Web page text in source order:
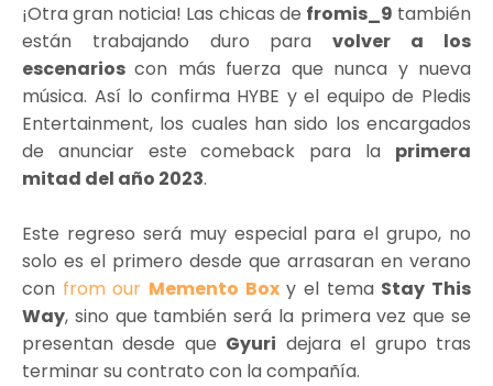
¡Otra gran noticia! Las chicas de fromis_9 también
están trabajando duro paravolver a los
escenarioscon más fuerza que nunca y nueva
música. Así lo confirma HYBE y el equipo de Pledis
Entertainment, los cuales han sido los encargados
de anunciar este comeback para la primera
mitad del año 2023.
Este regreso será muy especial para el grupo, no
solo es el primero desde que arrasaran en verano
con from our Memento Boxy el tema Stay This
Way, sino que también será la primera vez que se
presentan desde que Gyuri dejara el grupo tras
terminar su contrato con la compañía.